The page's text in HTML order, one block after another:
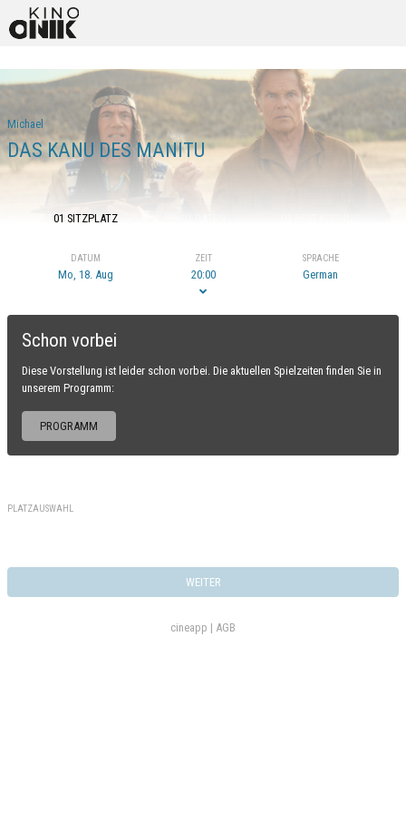
Michael
DAS KANU DES MANITU
01 SITZPLATZ
DATUM
Mo, 18. Aug
ZEIT
20:00
SPRACHE
German
Schon vorbei
Diese Vorstellung ist leider schon vorbei. Die aktuellen Spielzeiten finden Sie in
unserem Programm:
PROGRAMM
PLATZAUSWAHL
WEITER
cineapp | AGB